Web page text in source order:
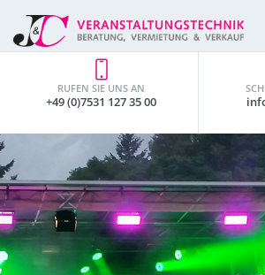
RUFEN SIE UNS AN
+49 (0)7531 127 35 00